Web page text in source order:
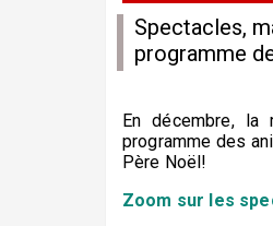
Spectacles,
programme
En décembre, la
programme des
Père Noël!
Zoom sur les